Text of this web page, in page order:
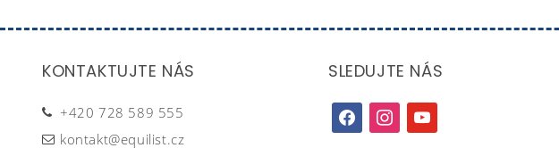
KONTAKTUJTE NÁS
+420 728 589 555
kontakt@equilist.cz
SLEDUJTE NÁS
facebookinstagramyoutube